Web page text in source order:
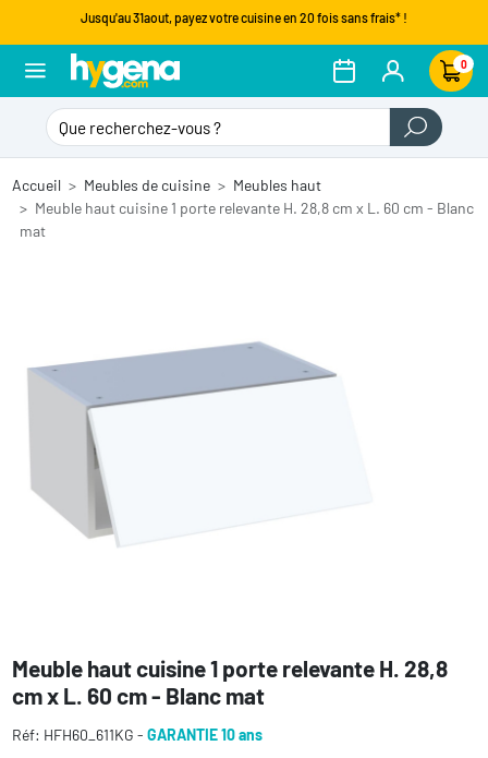
Jusqu'au 31aout, payez votre cuisine en 20 fois sans frais* !
0
Accueil Meubles de cuisine
Meubles haut
Meuble haut cuisine 1 porte relevante H. 28,8 cm x L. 60 cm - Blanc
mat
Meuble haut cuisine 1 porte relevante H. 28,8
cm x L. 60 cm - Blanc mat
Réf: HFH60_611KG - GARANTIE 10 ans